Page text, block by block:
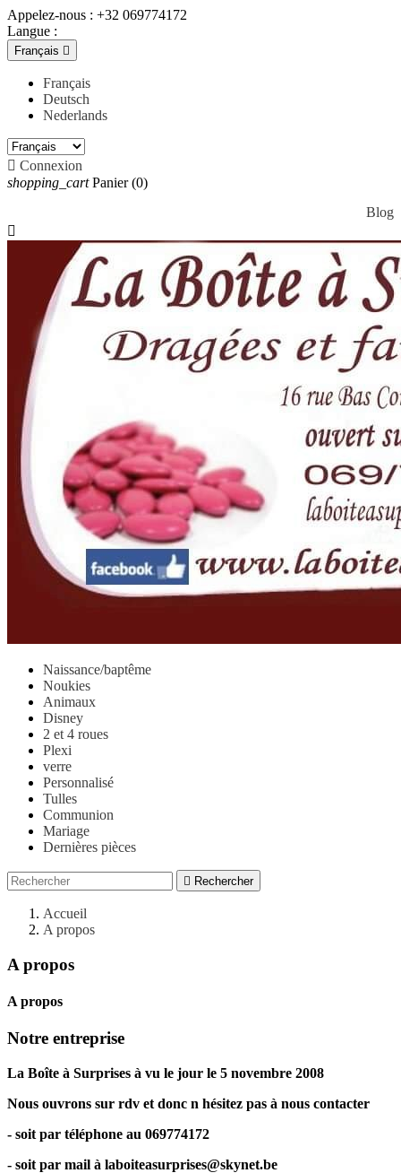
Appelez-nous : +32 069774172
Langue :
Français 
Français
Deutsch
Nederlands
 Connexion
shopping_cart Panier (0)
Blog

Naissance/baptême
Noukies
Animaux
Disney
2 et 4 roues
Plexi
verre
Personnalisé
Tulles
Communion
Mariage
Dernières pièces
 Rechercher
Accueil
A propos
A propos
A propos
Notre entreprise
La Boîte à Surprises à vu le jour le 5 novembre 2008
Nous ouvrons sur rdv et donc n hésitez pas à nous contacter
- soit par téléphone au 069774172
- soit par mail à laboiteasurprises@skynet.be